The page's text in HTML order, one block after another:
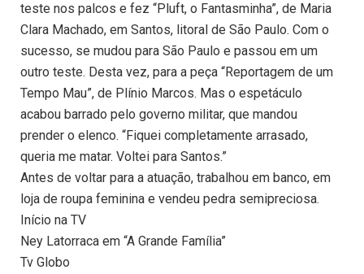
teste nos palcos e fez “Pluft, o Fantasminha”, de Maria
Clara Machado, em Santos, litoral de São Paulo. Com o
sucesso, se mudou para São Paulo e passou em um
outro teste. Desta vez, para a peça “Reportagem de um
Tempo Mau”, de Plínio Marcos. Mas o espetáculo
acabou barrado pelo governo militar, que mandou
prender o elenco. “Fiquei completamente arrasado,
queria me matar. Voltei para Santos.”
Antes de voltar para a atuação, trabalhou em banco, em
loja de roupa feminina e vendeu pedra semipreciosa.
Início na TV
Ney Latorraca em “A Grande Família”
Tv Globo